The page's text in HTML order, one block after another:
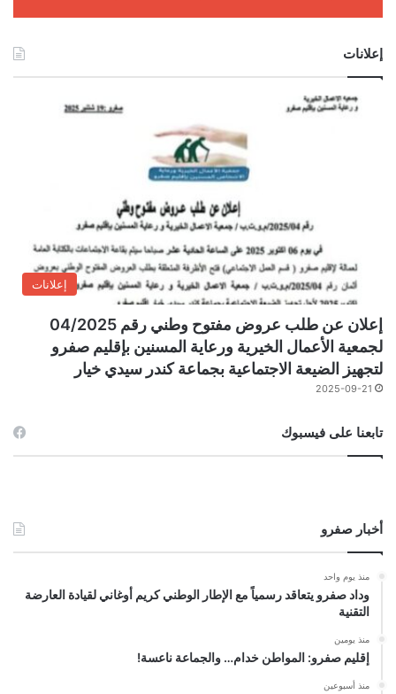
إعلانات
إعلانات
إعلان عن طلب عروض مفتوح وطني رقم 04/2025
لجمعية الأعمال الخيرية ورعاية المسنين بإقليم صفرو
لتجهيز الضيعة الاجتماعية بجماعة كندر سيدي خيار
2025-09-21
تابعنا على فيسبوك
أخبار صفرو
منذ يوم واحد
وداد صفرو يتعاقد رسمياً مع الإطار الوطني كريم أوغاني لقيادة العارضة
التقنية
منذ يومين
إقليم صفرو: المواطن خدام… والجماعة ناعسة!
منذ أسبوعين